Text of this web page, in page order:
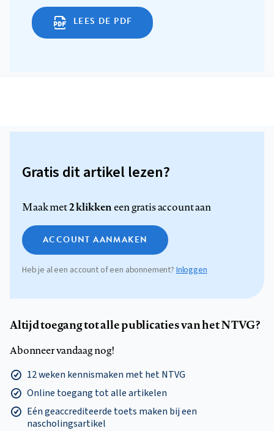
LEES DE PDF
Gratis dit artikel lezen?
Maak met2 klikkeneen gratis account aan
ACCOUNT AANMAKEN
Heb je al een account of een abonnement? Inloggen
Altijd toegang tot alle publicaties van het NTVG?
Abonneer vandaag nog!
12 weken kennismaken met het NTVG
Online toegang tot alle artikelen
Eén geaccrediteerde toets maken bij een
nascholingsartikel